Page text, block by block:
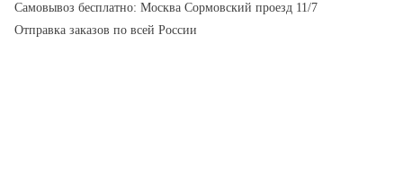
Самовывоз бесплатно: Москва Сормовский проезд 11/7
Отправка заказов по всей России